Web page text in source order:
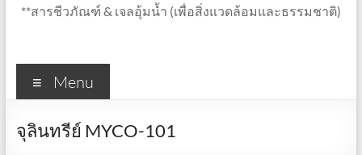
**สารชีวภัณฑ์ & เจลอุ้มน้ำ (เพื่อสิ่งแวดล้อมและธรรมชาติ)
Menu
จุลินทรีย์ MYCO-101